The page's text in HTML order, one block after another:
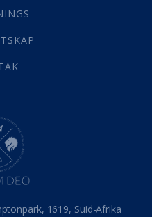
(1)
(1)
(19)
liggaam1619, Suid-Afrika